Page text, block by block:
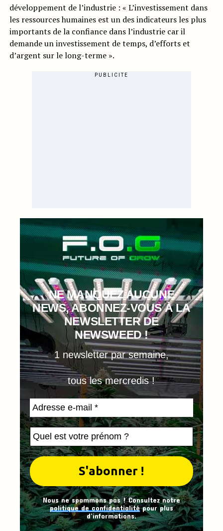
développement de l’industrie : « L’investissement dans
les ressources humaines est un des indicateurs les plus
importants de la confiance dans l’industrie car il
demande un investissement de temps, d’efforts et
d’argent sur le long-terme ».
PUBLICITE
NE MANQUEZ AUCUNE
NEWS, ABONNEZ-VOUS À LA
NEWSLETTER DE
NEWSWEED !
1 newsletter par semaine,
tous les mercredis !
Nous ne spammons pas ! Consultez notre
politique de confidentialitépour plus
d’informations.